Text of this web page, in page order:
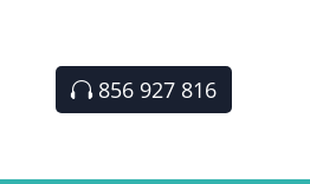
856 927 816